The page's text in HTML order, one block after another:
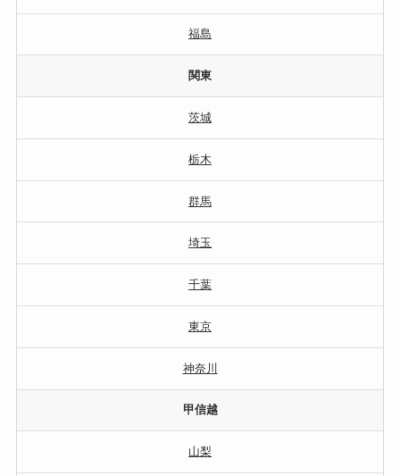
福島
関東
茨城
栃木
群馬
埼玉
千葉
東京
神奈川
甲信越
山梨